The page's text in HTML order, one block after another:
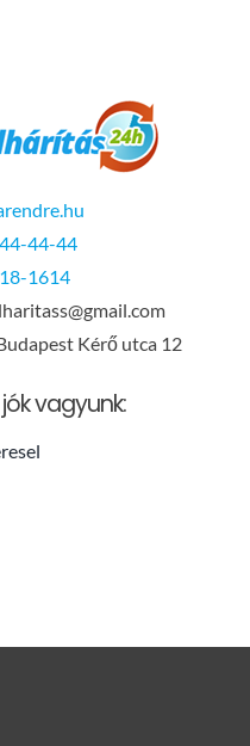
44-44
1614
Kérő utca 12
vagyunk: